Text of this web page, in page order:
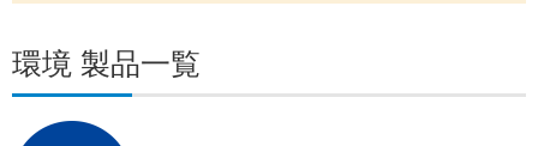
環境 製品一覧